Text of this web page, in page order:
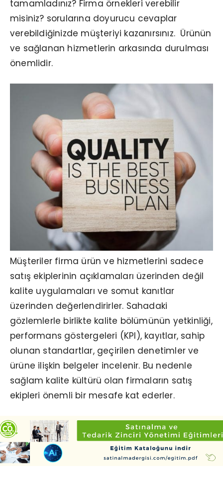
tamamladınız? Firma örnekleri verebilir
misiniz? sorularına doyurucu cevaplar
verebildiğinizde müşteriyi kazanırsınız. Ürünün
ve sağlanan hizmetlerin arkasında durulması
önemlidir.
Müşteriler firma ürün ve hizmetlerini sadece
satış ekiplerinin açıklamaları üzerinden değil
kalite uygulamaları ve somut kanıtlar
üzerinden değerlendirirler. Sahadaki
gözlemlerle birlikte kalite bölümünün yetkinliği,
performans göstergeleri (KPI), kayıtlar, sahip
olunan standartlar, geçirilen denetimler ve
ürüne ilişkin belgeler incelenir. Bu nedenle
sağlam kalite kültürü olan firmaların satış
ekipleri önemli bir mesafe kat ederler.